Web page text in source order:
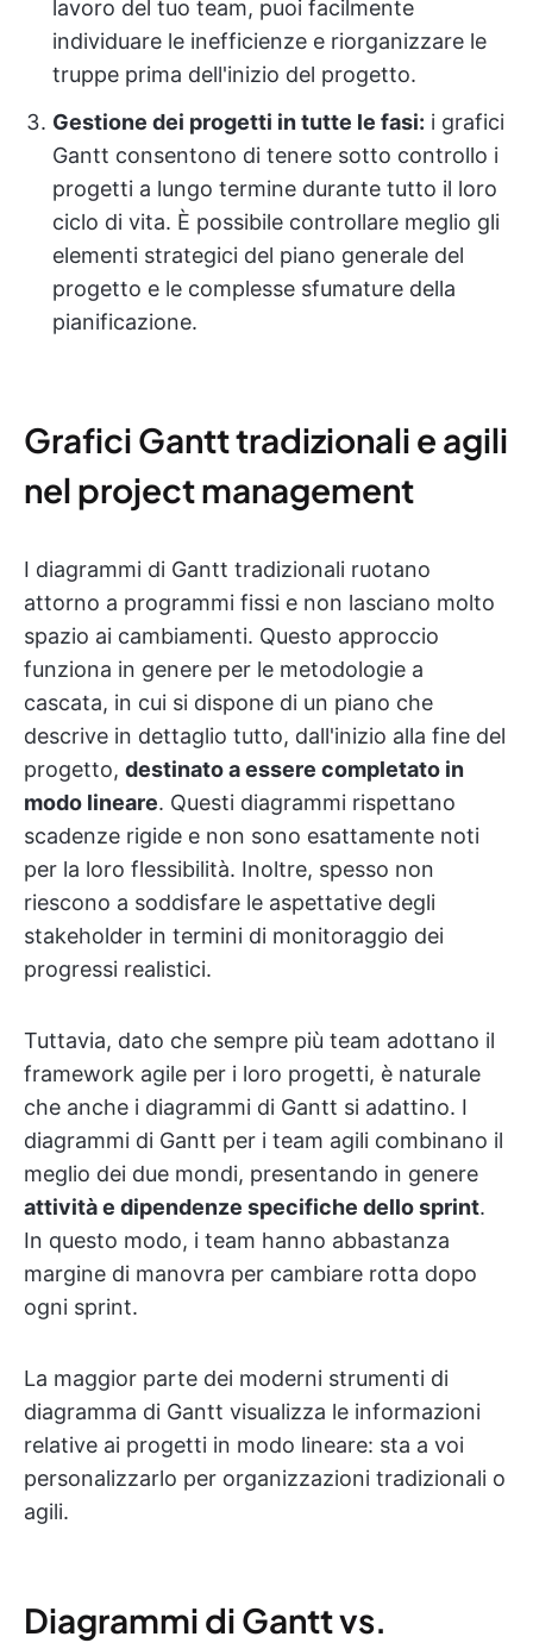
lavoro del tuo team, puoi facilmente
individuare le inefficienze e riorganizzare le
truppe prima dell'inizio del progetto.
Gestione dei progetti in tutte le fasi: i grafici
Gantt consentono di tenere sotto controllo i
progetti a lungo termine durante tutto il loro
ciclo di vita. È possibile controllare meglio gli
elementi strategici del piano generale del
progetto e le complesse sfumature della
pianificazione.
Grafici Gantt tradizionali e agili
nel project management
I diagrammi di Gantt tradizionali ruotano
attorno a programmi fissi e non lasciano molto
spazio ai cambiamenti. Questo approccio
funziona in genere per le metodologie a
cascata, in cui si dispone di un piano che
descrive in dettaglio tutto, dall'inizio alla fine del
progetto, destinato a essere completato in
modo lineare. Questi diagrammi rispettano
scadenze rigide e non sono esattamente noti
per la loro flessibilità. Inoltre, spesso non
riescono a soddisfare le aspettative degli
stakeholder in termini di monitoraggio dei
progressi realistici.
Tuttavia, dato che sempre più team adottano il
framework agile per i loro progetti, è naturale
che anche i diagrammi di Gantt si adattino. I
diagrammi di Gantt per i team agili combinano il
meglio dei due mondi, presentando in genere
attività e dipendenze specifiche dello sprint.
In questo modo, i team hanno abbastanza
margine di manovra per cambiare rotta dopo
ogni sprint.
La maggior parte dei moderni strumenti di
diagramma di Gantt visualizza le informazioni
relative ai progetti in modo lineare: sta a voi
personalizzarlo per organizzazioni tradizionali o
agili.
Diagrammi di Gantt vs.